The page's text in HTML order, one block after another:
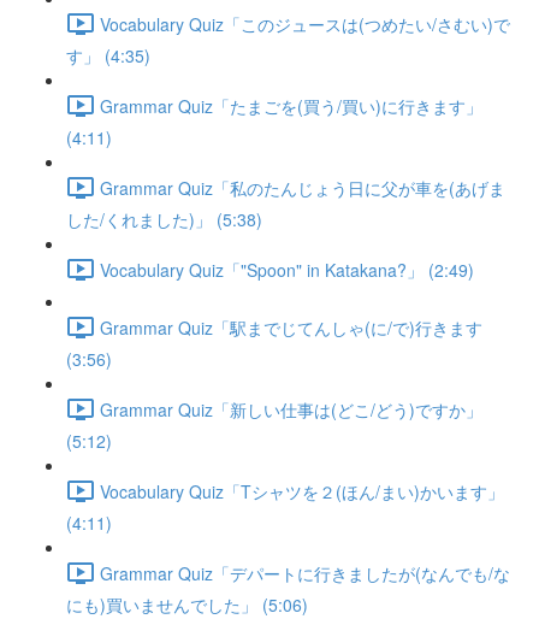
Vocabulary Quiz「このジュースは(つめたい/さむい)で
す」 (4:35)
Grammar Quiz「たまごを(買う/買い)に行きます」
(4:11)
Grammar Quiz「私のたんじょう日に父が車を(あげま
した/くれました)」 (5:38)
Vocabulary Quiz「"Spoon" in Katakana?」 (2:49)
Grammar Quiz「駅までじてんしゃ(に/で)行きます
(3:56)
Grammar Quiz「新しい仕事は(どこ/どう)ですか」
(5:12)
Vocabulary Quiz「Tシャツを２(ほん/まい)かいます」
(4:11)
Grammar Quiz「デパートに行きましたが(なんでも/な
にも)買いませんでした」 (5:06)